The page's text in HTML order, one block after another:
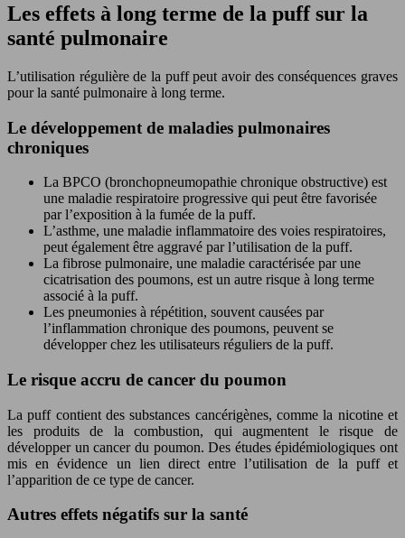
Les effets à long terme de la puff sur la
santé pulmonaire
L’utilisation régulière de la puff peut avoir des conséquences graves
pour la santé pulmonaire à long terme.
Le développement de maladies pulmonaires
chroniques
La BPCO (bronchopneumopathie chronique obstructive) est
une maladie respiratoire progressive qui peut être favorisée
par l’exposition à la fumée de la puff.
L’asthme, une maladie inflammatoire des voies respiratoires,
peut également être aggravé par l’utilisation de la puff.
La fibrose pulmonaire, une maladie caractérisée par une
cicatrisation des poumons, est un autre risque à long terme
associé à la puff.
Les pneumonies à répétition, souvent causées par
l’inflammation chronique des poumons, peuvent se
développer chez les utilisateurs réguliers de la puff.
Le risque accru de cancer du poumon
La puff contient des substances cancérigènes, comme la nicotine et
les produits de la combustion, qui augmentent le risque de
développer un cancer du poumon. Des études épidémiologiques ont
mis en évidence un lien direct entre l’utilisation de la puff et
l’apparition de ce type de cancer.
Autres effets négatifs sur la santé